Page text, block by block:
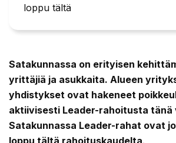
loppu tältä
Satakunnassa on erityisen
yrittäjiä ja asukkaita. Alueen
yhdistykset ovat hakeneet
aktiivisesti Leader-rahoitusta tänä
Satakunnassa Leader-rahat ovat